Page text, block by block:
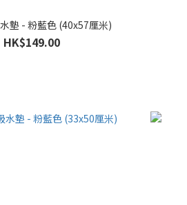
墊 - 粉藍色 (40x57厘米)
HK$149.00